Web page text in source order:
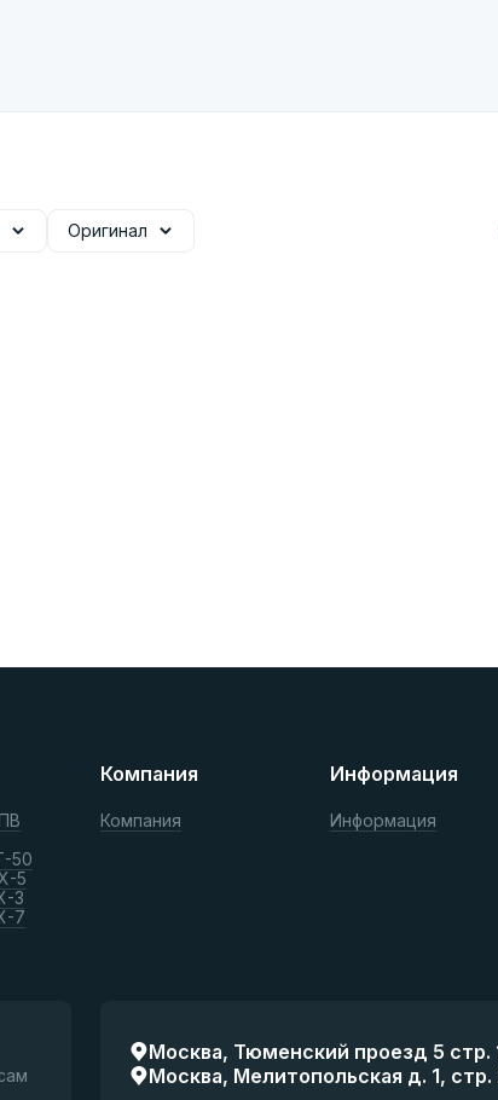
Оригинал
50
5
3
7
Компания
Компания
Информация
Информация
Москва, Тюменский проезд 5 стр.
Москва, Мелитопольская д. 1, стр.